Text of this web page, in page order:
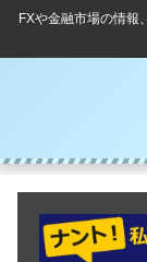
FXや金融市場の情報